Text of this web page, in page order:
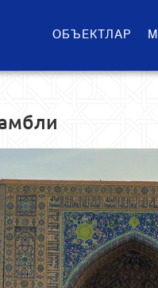
ОБЪЕКТЛАР